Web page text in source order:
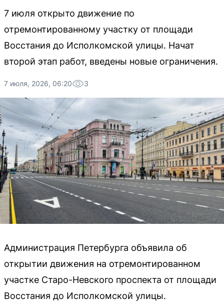
7 июля открыто движение по
отремонтированному участку от площади
Восстания до Исполкомской улицы. Начат
второй этап работ, введены новые ограничения.
7 июля, 2026, 06:20 3
Администрация Петербурга объявила об
открытии движения на отремонтированном
участке Старо-Невского проспекта от площади
Восстания до Исполкомской улицы.